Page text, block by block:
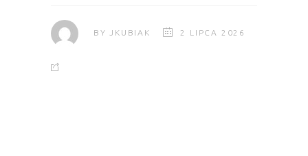
BY JKUBIAK 2 LIPCA 2026